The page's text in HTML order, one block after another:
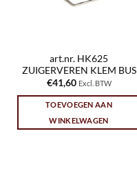
art.nr. HK625
ZUIGERVEREN KLEM BUS
€41,60 Excl. BTW
TOEVOEGEN AAN
WINKELWAGEN